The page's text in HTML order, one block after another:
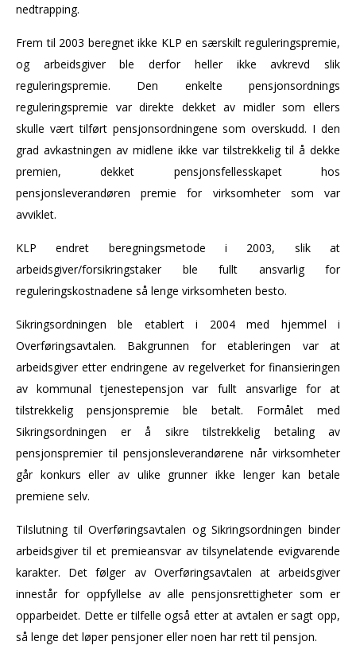
nedtrapping.
Frem til 2003 beregnet ikke KLP en særskilt reguleringspremie,
og arbeidsgiver ble derfor heller ikke avkrevd slik
reguleringspremie. Den enkelte pensjonsordnings
reguleringspremie var direkte dekket av midler som ellers
skulle vært tilført pensjonsordningene som overskudd. I den
grad avkastningen av midlene ikke var tilstrekkelig til å dekke
premien, dekket pensjonsfellesskapet hos
pensjonsleverandøren premie for virksomheter som var
avviklet.
KLP endret beregningsmetode i 2003, slik at
arbeidsgiver/forsikringstaker ble fullt ansvarlig for
reguleringskostnadene så lenge virksomheten besto.
Sikringsordningen ble etablert i 2004 med hjemmel i
Overføringsavtalen. Bakgrunnen for etableringen var at
arbeidsgiver etter endringene av regelverket for finansieringen
av kommunal tjenestepensjon var fullt ansvarlige for at
tilstrekkelig pensjonspremie ble betalt. Formålet med
Sikringsordningen er å sikre tilstrekkelig betaling av
pensjonspremier til pensjonsleverandørene når virksomheter
går konkurs eller av ulike grunner ikke lenger kan betale
premiene selv.
Tilslutning til Overføringsavtalen og Sikringsordningen binder
arbeidsgiver til et premie­ansvar av tilsynelatende evigvarende
karakter. Det følger av Overføringsavtalen at arbeidsgiver
innestår for oppfyllelse av alle pensjonsrettigheter som er
opparbeidet. Dette er tilfelle også etter at avtalen er sagt opp,
så lenge det løper pensjoner eller noen har rett til pensjon.